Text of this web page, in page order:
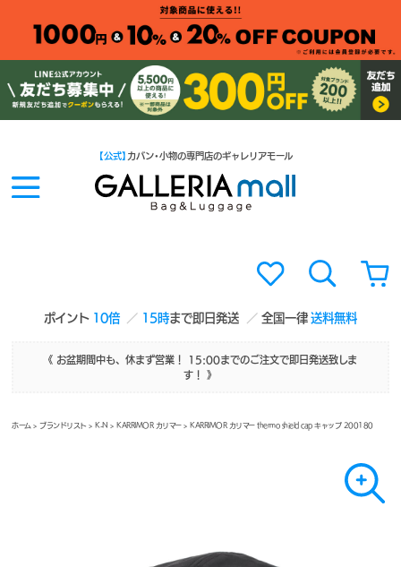
ポイント 10倍 15時まで即日発送 全国一律送料無料
【公式】 カバン・小物の専門店のギャレリアモール
《 お盆期間中も、休まず営業！ 15:00までのご注文で即日発送致しま
す！ 》
ホーム >ブランドリスト > K-N > KARRIMOR カリマー> KARRIMOR カリマー thermo shield cap キャップ 200180